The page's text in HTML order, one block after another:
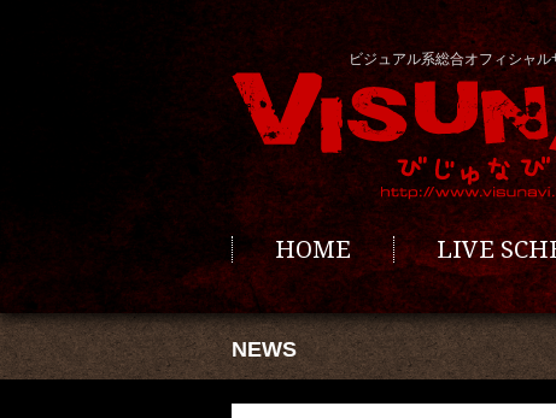
ビジュアル系総合オフィシャル
HOME LIVE
NEWS